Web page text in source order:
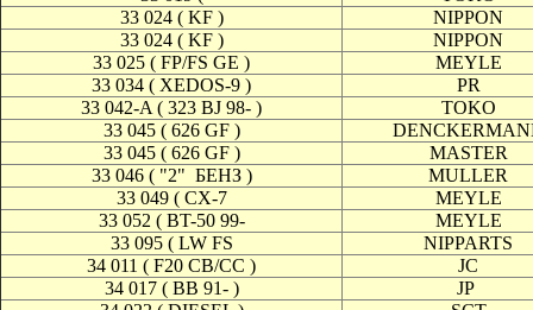
33 024 ( KF )
NIPPON
33 024 ( KF )
NIPPON
33 025 ( FP/FS GE )
MEYLE
33 034 ( XEDOS-9 )
PR
33 042-A ( 323 BJ 98- )
TOKO
33 045 ( 626 GF )
33 045 ( 626 GF )
MASTER
33 046 ( "2" БЕНЗ )
MULLER
33 049 ( CX-7
MEYLE
33 052 ( BT-50 99-
MEYLE
33 095 ( LW FS
NIPPARTS
34 011 ( F20 CB/CC )
JC
34 017 ( BB 91- )
JP